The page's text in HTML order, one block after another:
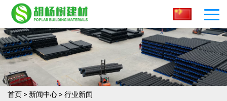
首页 > 新闻中心 > 行业新闻